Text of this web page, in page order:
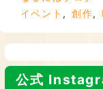
イベント , 創作,
公式